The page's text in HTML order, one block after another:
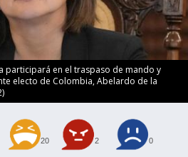
participará en el traspaso de mando y
electo de Colombia, Abelardo de la
20 2 0